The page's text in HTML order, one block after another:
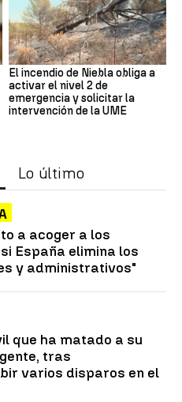
El incendio de Niebla obliga a
activar el nivel 2 de
emergencia y solicitar la
intervención de la UME
Lo último
a acoger a los
España elimina los
y administrativos"
que ha matado a su
tras
varios disparos en el